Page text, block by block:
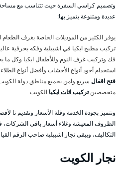
وتصميم كراسي السفرة حيث تتناسب مع
عديدة ومتنوعة يتميز بها:
يوفر الكثير من الموديلات الخاصة بغرف الطعام
تركيب مطبخ ايكيا في اشبيلية وفكه بحرفية
فك وتركيب غرف النوم وللأطفال ايكيا وكل ما
استخدام أجود أنواع الأخشاب وأفضل أنواع
فتح اقفال سريع وامن بجميع مناطق دولة
متخصصينتركيب اثاث ايكيا الكويت
ونتميز بجودة الخدمة وقلة الأسعار وتقديم
الظروف المعيشة وغلاء أسعار باقي
التكاليف، ويبقى نجار اشبيلية صاحب الرقم
نجار الكويت